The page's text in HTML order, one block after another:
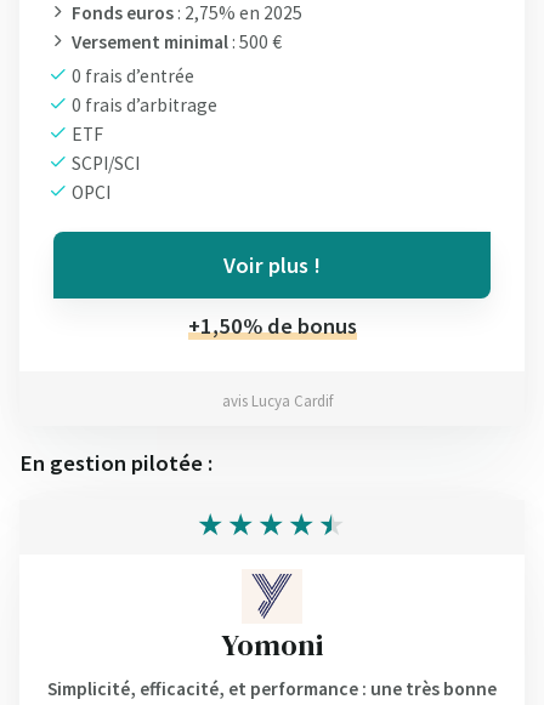
Fonds euros : 2,75% en 2025
Versement minimal : 500 €
0 frais d’entrée
0 frais d’arbitrage
ETF
SCPI/SCI
OPCI
Voir plus !
+1,50% de bonus
avis Lucya Cardif
En gestion pilotée :
Yomoni
Simplicité, efficacité, et performance : une très bonne